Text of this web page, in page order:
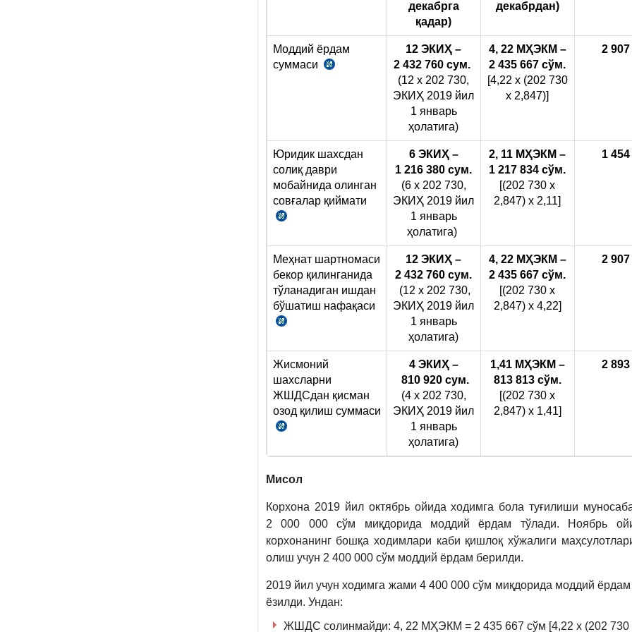
декабрга
қадар)
декабрдан)
Моддий ёрдам
суммаси
3
ва
4
х.
12ЭКИҲ –
2 432 760 сум.
(12 х 202 730,
ЭКИҲ 2019 йил
1 январь
ҳолатига)
4, 22 МҲЭКМ –
2 435 667 сўм.
[4,22 х (202 730
х 2,847)]
2 907
Юридик шахсдан
солиқ даври
мобайнида олинган
совғалар қиймати
м.
14-
б.
1-
х.
6 ЭКИҲ–
1 216 380 сум.
(6 х 202 730,
ЭКИҲ 2019 йил
1 январь
ҳолатига)
2, 11 МҲЭКМ –
1 217 834 сўм.
[(202 730 х
2,847) х 2,11]
1 454
Меҳнат шартномаси
бекор қилинганида
тўланадиган ишдан
бўшатиш нафақаси
м.
20-
б.
12ЭКИҲ –
2 432 760 сум.
(12 х 202 730,
ЭКИҲ 2019 йил
1 январь
ҳолатига)
4, 22 МҲЭКМ –
2 435 667 сўм.
[(202 730 х
2,847) х 4,22]
2 907
Жисмоний
шахсларни
ЖШДСдан қисман
озод қилиш суммаси
м.
2-
1-
х.
4 ЭКИҲ–
810 920 сум.
(4 х 202 730,
ЭКИҲ 2019 йил
1 январь
ҳолатига)
1,41 МҲЭКМ –
813 813 сўм.
[(202 730 х
2,847) х 1,41]
2 893
Мисол
Корхона 2019 йил октябрь ойида ходимга бола туғилиши
2 000 000 сўм миқдорида моддий ёрдам тўлади. Ноябрь
корхонанинг бошқа ходимлари каби қишлоқ хўжалиги
олиш учун 2 400 000 сўм моддий ёрдам берилди.
2019 йил учун ходимга жами 4 400 000 сўм миқдорида моддий ёрдам
ёзилди. Ундан:
ЖШДС солинмайди: 4, 22 МҲЭКМ = 2 435 667 сўм [4,22 х (202 730